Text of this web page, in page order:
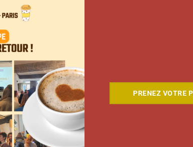
? Pourquoi ces créateurs sont-ils
nous nous sommes entretenus avec la
opération de ce type, orchestrée par
« Tourisme x Influence ». Vous pouvez
ousportifs
, pour
mesure
dans le secteur du tourisme,
PRENEZ VOTRE